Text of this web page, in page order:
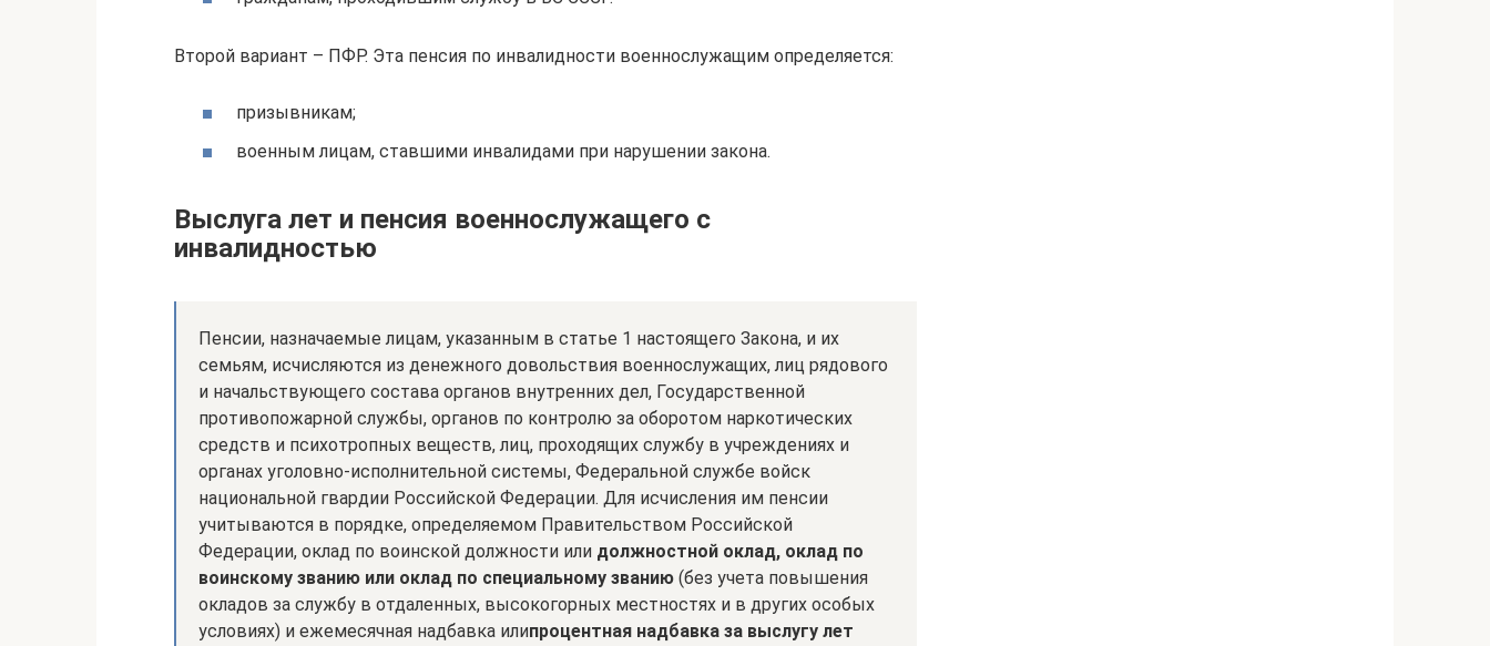
Второй вариант – ПФР. Эта пенсия по инвалидности военнослужащим определяется:
призывникам;
военным лицам, ставшими инвалидами при нарушении закона.
Выслуга лет и пенсия военнослужащего с
инвалидностью
Пенсии, назначаемые лицам, указанным в статье 1 настоящего Закона, и их
семьям, исчисляются из денежного довольствия военнослужащих, лиц рядового
и начальствующего состава органов внутренних дел, Государственной
противопожарной службы, органов по контролю за оборотом наркотических
средств и психотропных веществ, лиц, проходящих службу в учреждениях и
органах уголовно-исполнительной системы, Федеральной службе войск
национальной гвардии Российской Федерации. Для исчисления им пенсии
учитываются в порядке, определяемом Правительством Российской
Федерации, оклад по воинской должности или должностной оклад, оклад по
воинскому званию или оклад по специальному званию (без учета повышения
окладов за службу в отдаленных, высокогорных местностях и в других особых
условиях) и ежемесячная надбавка илипроцентная надбавка за выслугу лет